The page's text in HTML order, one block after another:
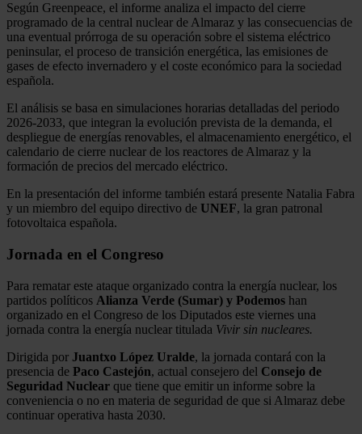
Según Greenpeace, el informe analiza el impacto del cierre
programado de la central nuclear de Almaraz y las consecuencias de
una eventual prórroga de su operación sobre el sistema eléctrico
peninsular, el proceso de transición energética, las emisiones de
gases de efecto invernadero y el coste económico para la sociedad
española.
El análisis se basa en simulaciones horarias detalladas del periodo
2026-2033, que integran la evolución prevista de la demanda, el
despliegue de energías renovables, el almacenamiento energético, el
calendario de cierre nuclear de los reactores de Almaraz y la
formación de precios del mercado eléctrico.
En la presentación del informe también estará presente Natalia Fabra
y un miembro del equipo directivo de UNEF, la gran patronal
fotovoltaica española.
Jornada en el Congreso
Para rematar este ataque organizado contra la energía nuclear, los
partidos políticos Alianza Verde (Sumar) y Podemos han
organizado en el Congreso de los Diputados este viernes una
jornada contra la energía nuclear titulada Vivir sin nucleares.
Dirigida por Juantxo López Uralde, la jornada contará con la
presencia de Paco Castejón, actual consejero del Consejo de
Seguridad Nuclear que tiene que emitir un informe sobre la
conveniencia o no en materia de seguridad de que si Almaraz debe
continuar operativa hasta 2030.